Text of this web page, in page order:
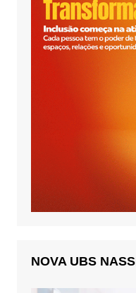
NOVA UBS